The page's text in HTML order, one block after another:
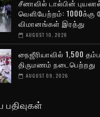
சீனாவில் டால்பின்
வெளியேற்றம்: 1000க்கு
விமானங்கள் இரத்து
AUGUST 10, 2026
நைஜீரியாவில் 1,500
திருமணம் நடைபெற்றது
AUGUST 09, 2026